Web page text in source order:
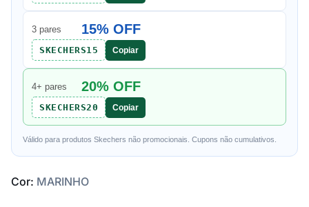
3 pares 15% OFF
SKECHERS15 Copiar
4+ pares 20% OFF
SKECHERS20 Copiar
Válido para produtos Skechers não promocionais. Cupons não cumulativos.
Cor: MARINHO